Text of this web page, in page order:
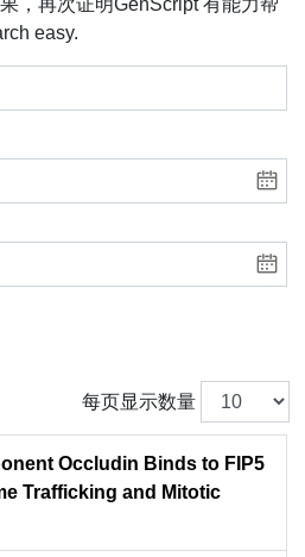
，再次证明GenScript 有能力帮
easy.
每页显示数量
Occludin Binds to FIP5
Trafficking and Mitotic